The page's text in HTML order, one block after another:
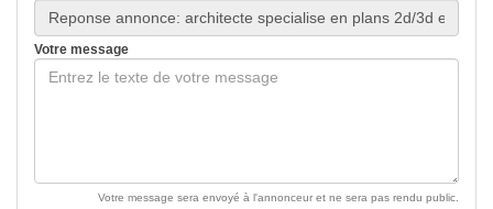
Votre message
Votre message sera envoyé à l'annonceur et ne sera pas rendu public.